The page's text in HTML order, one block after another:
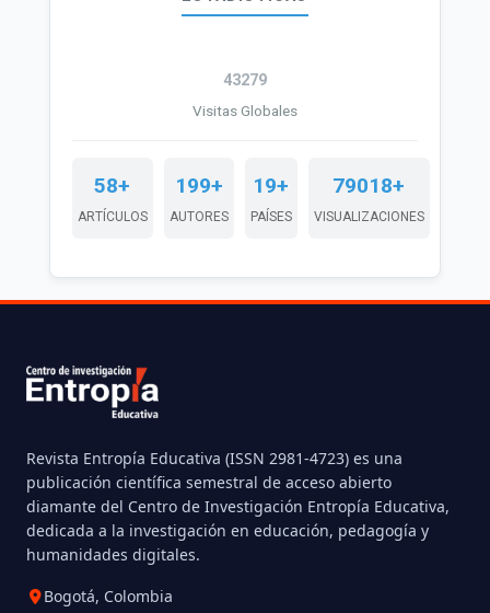
43279
Visitas Globales
58+
ARTÍCULOS
199+
AUTORES
19+
PAÍSES
79018+
VISUALIZACIONES
Revista Entropía Educativa (ISSN 2981-4723) es una
publicación científica semestral de acceso abierto
diamante del Centro de Investigación Entropía Educativa,
dedicada a la investigación en educación, pedagogía y
humanidades digitales.
Bogotá, Colombia